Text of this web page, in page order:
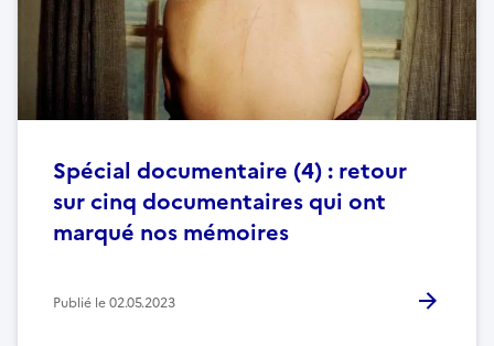
Spécial documentaire (4) : retour
sur cinq documentaires qui ont
marqué nos mémoires
Publié le02.05.2023